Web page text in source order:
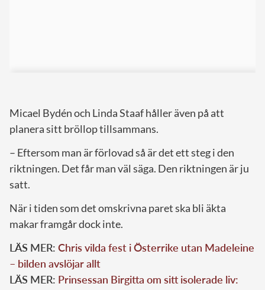
Micael Bydén och Linda Staaf håller även på att
planera sitt bröllop tillsammans.
– Eftersom man är förlovad så är det ett steg i den
riktningen. Det får man väl säga. Den riktningen är ju
satt.
När i tiden som det omskrivna paret ska bli äkta
makar framgår dock inte.
LÄS MER: Chris vilda fest i Österrike utan Madeleine
– bilden avslöjar allt
LÄS MER: Prinsessan Birgitta om sitt isolerade liv: